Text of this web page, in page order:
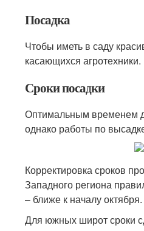
Посадка
Чтобы иметь в саду
касающихся агротехники.
Сроки посадки
Оптимальным временем
однако работы по
Корректировка сроков
Западного региона
– ближе к началу октября.
Для южных широт сроки